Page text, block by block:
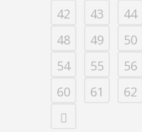
42
43 44
48
49 50
54
55 56
60
61 62